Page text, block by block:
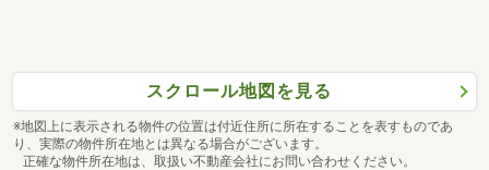
スクロール地図を見る
※地図上に表示される物件の位置は付近住所に所在することを表すものであ
り、実際の物件所在地とは異なる場合がございます。
正確な物件所在地は、取扱い不動産会社にお問い合わせください。